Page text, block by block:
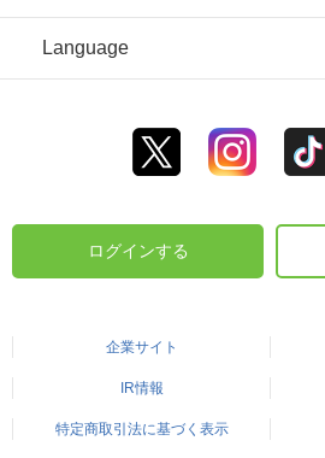
Language
ログインする
企業サイト
IR情報
特定商取引法に基づく表示